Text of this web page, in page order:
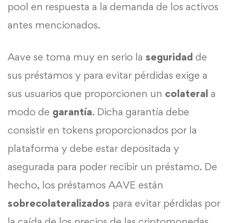
pool en respuesta a la demanda de los activos
antes mencionados.
Aave se toma muy en serio la seguridad de
sus préstamos y para evitar pérdidas exige a
sus usuarios que proporcionen un colateral a
modo de garantía. Dicha garantía debe
consistir en tokens proporcionados por la
plataforma y debe estar depositada y
asegurada para poder recibir un préstamo. De
hecho, los préstamos AAVE están
sobrecolateralizados para evitar pérdidas por